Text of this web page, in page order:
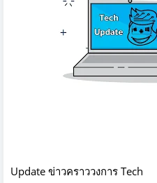
Update ข่าวคราววงการ Tech